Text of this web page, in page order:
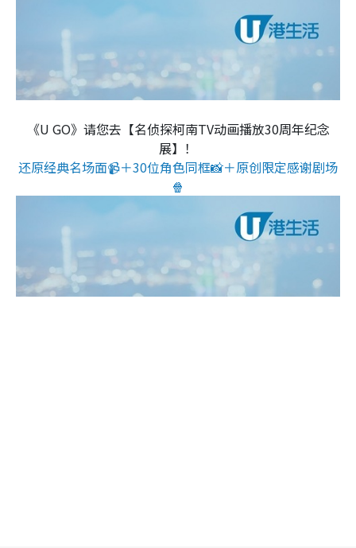
《U GO》请您去【名侦探柯南TV动画播放30周年纪念
展】！
还原经典名场面📹＋30位角色同框📸＋原创限定感谢剧场
🍿